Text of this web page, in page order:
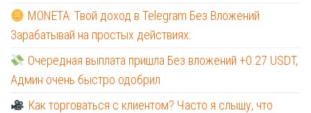
MONETA: Твой доход в Telegram Без Вложений
Зарабатывай на простых действиях:
Очередная выплата пришла Без вложений +0.27 USDT,
Админ очень быстро одобрил
Как торговаться с клиентом? Часто я слышу, что